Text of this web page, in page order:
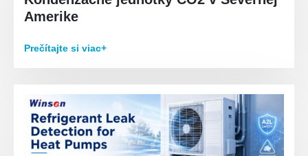
Amerike
Prečítajte si viac+